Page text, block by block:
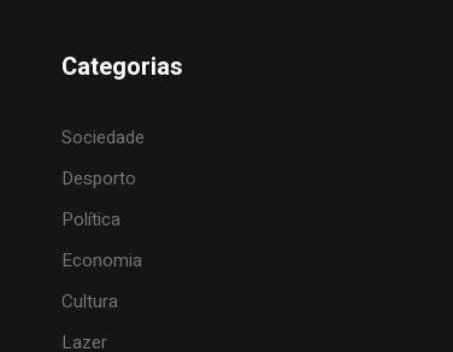
Categorias
Sociedade
Desporto
Política
Economia
Cultura
Lazer